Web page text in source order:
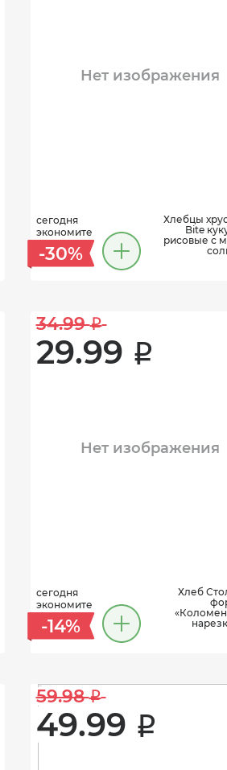
Нет изображения
сегодня
экономите
-30%
Хлебцы
Bite
рисовые с
34.99 i
29.99 i
Нет изображения
сегодня
экономите
-14%
Хлеб
59.98 i
49.99 i